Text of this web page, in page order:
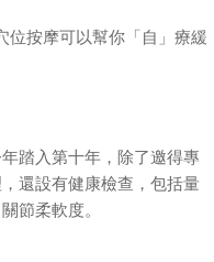
位按摩可以幫你「自」療緩
踏入第十年，除了邀得專
還設有健康檢查，包括量
節柔軟度。